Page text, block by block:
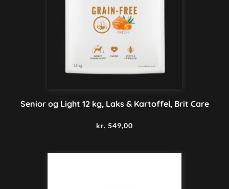
Senior og Light 12 kg, Laks & Kartoffel, Brit Care
kr. 549,00